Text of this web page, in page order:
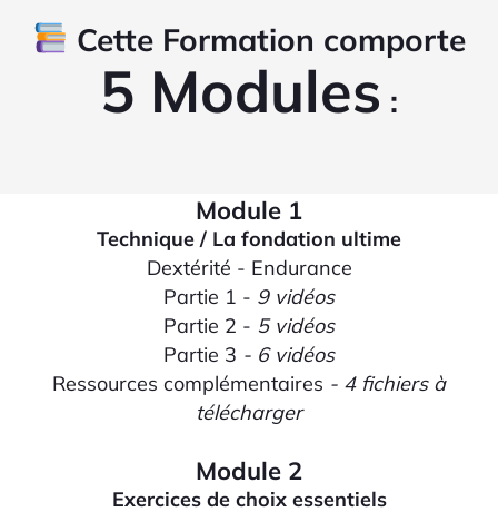
Cette Formation comporte
5 Modules :
Module 1
Technique / La fondation ultime
Dextérité - Endurance
Partie 1 - 9 vidéos
Partie 2 - 5 vidéos
Partie 3 - 6 vidéos
Ressources complémentaires - 4 fichiers à
télécharger
Module 2
Exercices de choix essentiels